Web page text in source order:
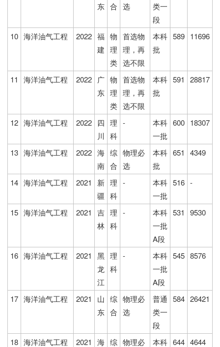
东 合 选
类一
段
10 海洋油气工程 2022 福
建
物
理
类
首选物
理，再
选不限
本科
批
589 11696
11 海洋油气工程 2022
广
东
物
理
类
首选物
理，再
选不限
本科
批
591 28817
12 海洋油气工程 2022 四
川
理
科
-
本科
一批
600 18307
13 海洋油气工程 2022 海
南
综
合
物理必
选
本科
批
651 4349
14 海洋油气工程 2021
新
疆
理
科
-
本科
一批
516 -
15 海洋油气工程 2021
吉
林
理
科
-
本科
一批
A段
531 9530
16 海洋油气工程 2021
黑
龙
江
理
科
-
本科
一批
A段
545 8576
17 海洋油气工程 2021
山
东
综
合
物理必
选
普通
类一
段
584 26421
18 海洋油气工程 2021 海 综 物理必 本科 644 4644